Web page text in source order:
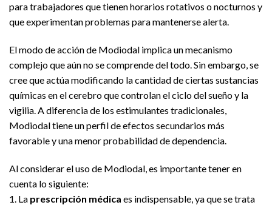
para trabajadores que tienen horarios rotativos o nocturnos y
que experimentan problemas para mantenerse alerta.
El modo de acción de Modiodal implica un mecanismo
complejo que aún no se comprende del todo. Sin embargo, se
cree que actúa modificando la cantidad de ciertas sustancias
químicas en el cerebro que controlan el ciclo del sueño y la
vigilia. A diferencia de los estimulantes tradicionales,
Modiodal tiene un perfil de efectos secundarios más
favorable y una menor probabilidad de dependencia.
Al considerar el uso de Modiodal, es importante tener en
cuenta lo siguiente:
1. La prescripción médica es indispensable, ya que se trata